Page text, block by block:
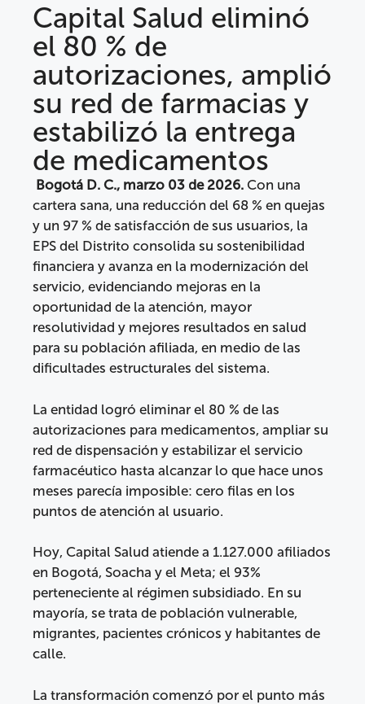
Capital Salud eliminó
el 80 % de
autorizaciones, amplió
su red de farmacias y
estabilizó la entrega
de medicamentos
Bogotá D. C., marzo 03 de 2026. Con una
cartera sana, una reducción del 68 % en quejas
y un 97 % de satisfacción de sus usuarios, la
EPS del Distrito consolida su sostenibilidad
financiera y avanza en la modernización del
servicio, evidenciando mejoras en la
oportunidad de la atención, mayor
resolutividad y mejores resultados en salud
para su población afiliada, en medio de las
dificultades estructurales del sistema.
La entidad logró eliminar el 80 % de las
autorizaciones para medicamentos, ampliar su
red de dispensación y estabilizar el servicio
farmacéutico hasta alcanzar lo que hace unos
meses parecía imposible: cero filas en los
puntos de atención al usuario.
Hoy, Capital Salud atiende a 1.127.000 afiliados
en Bogotá, Soacha y el Meta; el 93%
perteneciente al régimen subsidiado. En su
mayoría, se trata de población vulnerable,
migrantes, pacientes crónicos y habitantes de
calle.
La transformación comenzó por el punto más